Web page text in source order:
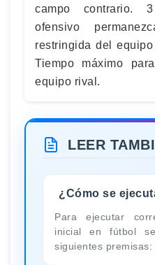
campo contrario.
ofensivo
restringida del
Tiempo máximo
equipo rival.
LEER
¿Cómo se
Para ejecutar
inicial en fútbol
siguientes premisas: